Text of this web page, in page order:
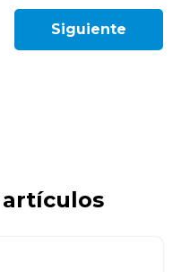
Siguiente
artículos